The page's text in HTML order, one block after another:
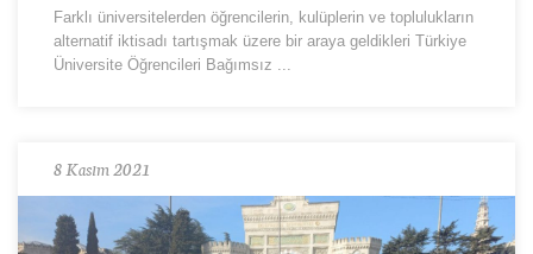
Farklı üniversitelerden öğrencilerin, kulüplerin ve toplulukların
alternatif iktisadı tartışmak üzere bir araya geldikleri Türkiye
Üniversite Öğrencileri Bağımsız ...
8 Kasım 2021